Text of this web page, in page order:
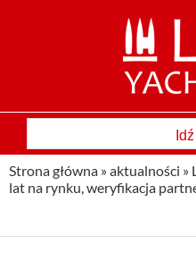
Strona główna »aktualności »
lat na rynku, weryfikacja